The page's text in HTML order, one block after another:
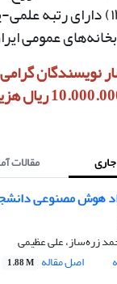
دارای رتبه
عمومی
مقالات
هوش مصنوعی
زره‌ساز، علی عظیمی
اصل مقاله 1.88 M